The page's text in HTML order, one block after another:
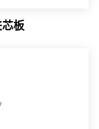
芯板